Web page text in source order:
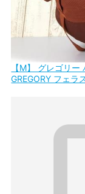
【M】 グレゴリ
GREGORY フェラ